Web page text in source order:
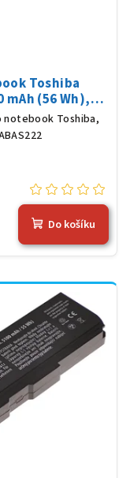
Toshiba
mAh (56 Wh),
notebook Toshiba,
Do košíku